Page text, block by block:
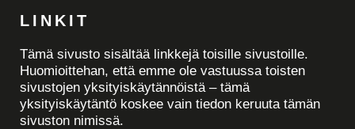
LINKIT
Tämä sivusto sisältää linkkejä toisille sivustoille.
Huomioittehan, että emme ole vastuussa toisten
sivustojen yksityiskäytännöistä – tämä
yksityiskäytäntö koskee vain tiedon keruuta tämän
sivuston nimissä.